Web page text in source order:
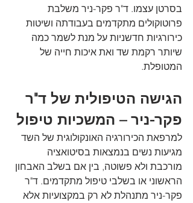
בסרטן עצמו. ד"ר פקר-ניר משלבת
פרוטוקולים מתקדמים בעבודתה ושיטות
כירורגיות חדשניות על מנת לשמר כמה
שיותר רקמת שד ואת איכות חייה של
המטופלת.
הגישה הטיפולית של ד"ר
פקר-ניר – המשכיות טיפול
למרפאת הכירורגיה האונקולוגית של השד
מגיעות נשים בנמצאות בסיטואציה
מורכבת ולא פשוטה, בין אם בשלב האבחון
הראשוני או בשלבי טיפול מתקדמים. ד"ר
פקר-ניר מתנהלת לא רק במקצועיות אלא